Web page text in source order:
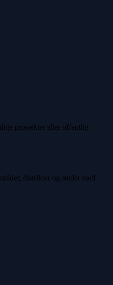
prosjekter eller offentlig
distrikter og steder med